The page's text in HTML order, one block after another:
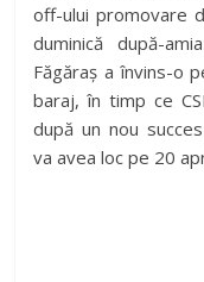
off-ului promovare
duminică după-
Făgăraș a învins-o
baraj, în timp ce
după un nou
va avea loc pe 20